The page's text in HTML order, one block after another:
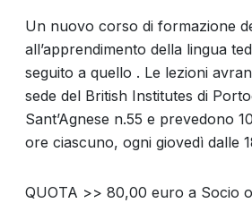
Un nuovo corso di formazione
all’apprendimento della lingua
seguito a quello . Le lezioni
sede del British Institutes di
Sant’Agnese n.55 e prevedono
ore ciascuno, ogni giovedì dalle
QUOTA >> 80,00 euro a Socio